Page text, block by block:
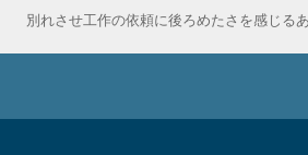
別れさせ工作の依頼に後ろめたさを感じる